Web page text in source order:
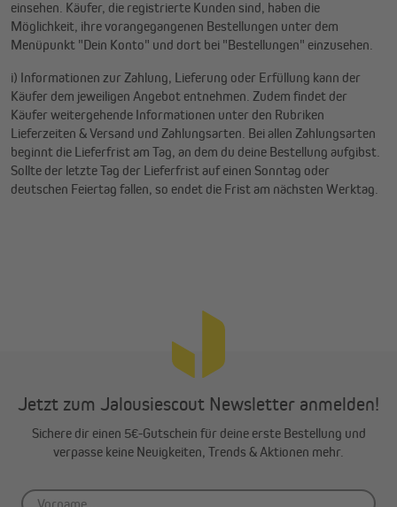
einsehen. Käufer, die registrierte Kunden sind, haben die
Möglichkeit, ihre vorangegangenen Bestellungen unter dem
Menüpunkt "Dein Konto" und dort bei "Bestellungen" einzusehen.
i) Informationen zur Zahlung, Lieferung oder Erfüllung kann der
Käufer dem jeweiligen Angebot entnehmen. Zudem findet der
Käufer weitergehende Informationen unter den Rubriken
Lieferzeiten & Versand und Zahlungsarten. Bei allen Zahlungsarten
beginnt die Lieferfrist am Tag, an dem du deine Bestellung aufgibst.
Sollte der letzte Tag der Lieferfrist auf einen Sonntag oder
deutschen Feiertag fallen, so endet die Frist am nächsten Werktag.
Jetzt zum Jalousiescout Newsletter anmelden!
Sichere dir einen 5€-Gutschein für deine erste Bestellung und
verpasse keine Neuigkeiten, Trends & Aktionen mehr.